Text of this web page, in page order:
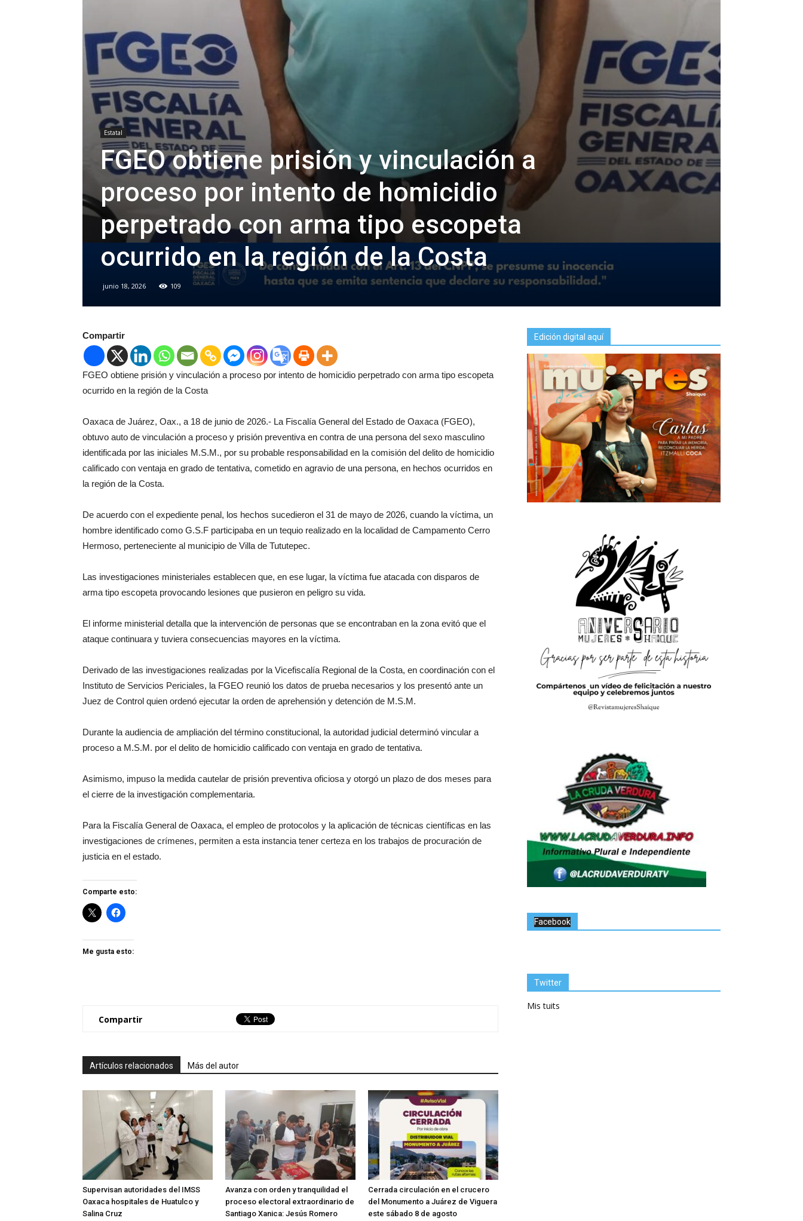
Estatal
FGEO obtiene prisión y vinculación a
proceso por intento de homicidio
perpetrado con arma tipo escopeta
ocurrido en la región de la Costa
junio 18, 2026 109
Compartir
FGEO obtiene prisión y vinculación a proceso por intento de homicidio perpetrado con arma tipo escopeta
ocurrido en la región de la Costa
Oaxaca de Juárez, Oax., a 18 de junio de 2026.- La Fiscalía General del Estado de Oaxaca (FGEO),
obtuvo auto de vinculación a proceso y prisión preventiva en contra de una persona del sexo masculino
identificada por las iniciales M.S.M., por su probable responsabilidad en la comisión del delito de homicidio
calificado con ventaja en grado de tentativa, cometido en agravio de una persona, en hechos ocurridos en
la región de la Costa.
De acuerdo con el expediente penal, los hechos sucedieron el 31 de mayo de 2026, cuando la víctima, un
hombre identificado como G.S.F participaba en un tequio realizado en la localidad de Campamento Cerro
Hermoso, perteneciente al municipio de Villa de Tututepec.
Las investigaciones ministeriales establecen que, en ese lugar, la víctima fue atacada con disparos de
arma tipo escopeta provocando lesiones que pusieron en peligro su vida.
El informe ministerial detalla que la intervención de personas que se encontraban en la zona evitó que el
ataque continuara y tuviera consecuencias mayores en la víctima.
Derivado de las investigaciones realizadas por la Vicefiscalía Regional de la Costa, en coordinación con el
Instituto de Servicios Periciales, la FGEO reunió los datos de prueba necesarios y los presentó ante un
Juez de Control quien ordenó ejecutar la orden de aprehensión y detención de M.S.M.
Durante la audiencia de ampliación del término constitucional, la autoridad judicial determinó vincular a
proceso a M.S.M. por el delito de homicidio calificado con ventaja en grado de tentativa.
Asimismo, impuso la medida cautelar de prisión preventiva oficiosa y otorgó un plazo de dos meses para
el cierre de la investigación complementaria.
Para la Fiscalía General de Oaxaca, el empleo de protocolos y la aplicación de técnicas científicas en las
investigaciones de crímenes, permiten a esta instancia tener certeza en los trabajos de procuración de
justicia en el estado.
Comparte esto:
Me gusta esto:
Compartir
Artículos relacionados Más del autor
Supervisan autoridades del IMSS
Oaxaca hospitales de Huatulco y
Salina Cruz
Avanza con orden y tranquilidad el
proceso electoral extraordinario de
Santiago Xanica: Jesús Romero
Cerrada circulación en el crucero
del Monumento a Juárez de Viguera
este sábado 8 de agosto
Edición digital aquí
Facebook
Twitter
Mis tuits